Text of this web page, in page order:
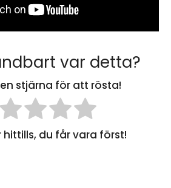
var detta?
stjärna för att rösta!
hittills, du får vara först!